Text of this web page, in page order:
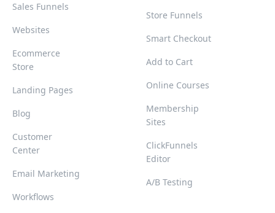
Sales Funnels
Websites
Ecommerce
Store
Landing Pages
Blog
Customer
Center
Email Marketing
Workflows
Store Funnels
Smart Checkout
Add to Cart
Online Courses
Membership
Sites
ClickFunnels
Editor
A/B Testing